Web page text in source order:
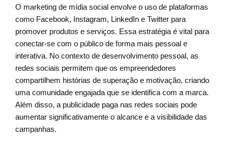
O marketing de mídia social envolve o uso de plataformas
como Facebook, Instagram, LinkedIn e Twitter para
promover produtos e serviços. Essa estratégia é vital para
conectar-se com o público de forma mais pessoal e
interativa. No contexto de desenvolvimento pessoal, as
redes sociais permitem que os empreendedores
compartilhem histórias de superação e motivação, criando
uma comunidade engajada que se identifica com a marca.
Além disso, a publicidade paga nas redes sociais pode
aumentar significativamente o alcance e a visibilidade das
campanhas.